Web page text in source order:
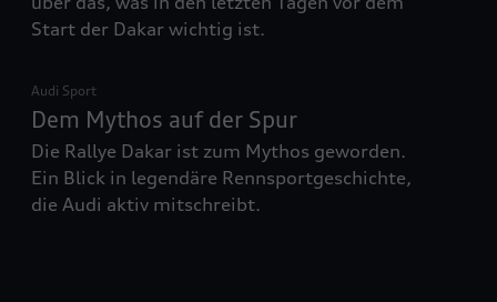
Start der Dakar wichtig ist.
Audi Sport
Dem Mythos auf der Spur
Die Rallye Dakar ist zum Mythos geworden.
Ein Blick in legendäre Rennsportgeschichte,
die Audi aktiv mitschreibt.
Nähere Informationen finden Sie in der Cookie- und
Technologie-Richtlinie oder in den Einstellungen am Ende der